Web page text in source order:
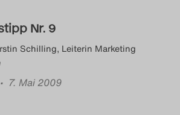
Nr. 9
Schilling, Leiterin Marketing
• 7. Mai 2009